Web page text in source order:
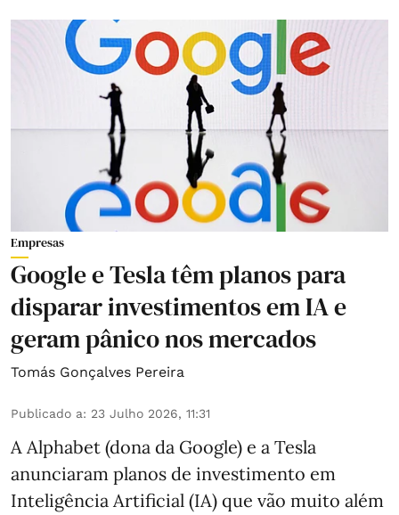
Empresas
Google e Tesla têm planos para
disparar investimentos em IA e
geram pânico nos mercados
Tomás Gonçalves Pereira
Publicado a: 23 Julho 2026, 11:31
A Alphabet (dona da Google) e a Tesla
anunciaram planos de investimento em
Inteligência Artificial (IA) que vão muito além